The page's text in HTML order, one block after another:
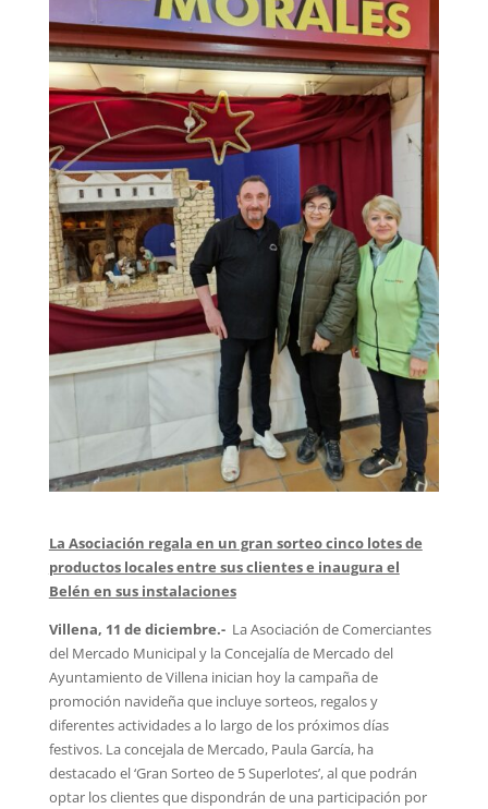
La Asociación regala en un gran sorteo cinco lotes de
productos locales entre sus clientes e inaugura el
Belén en sus instalaciones
Villena, 11 de diciembre.- La Asociación de Comerciantes
del Mercado Municipal y la Concejalía de Mercado del
Ayuntamiento de Villena inician hoy la campaña de
promoción navideña que incluye sorteos, regalos y
diferentes actividades a lo largo de los próximos días
festivos. La concejala de Mercado, Paula García, ha
destacado el ‘Gran Sorteo de 5 Superlotes’, al que podrán
optar los clientes que dispondrán de una participación por